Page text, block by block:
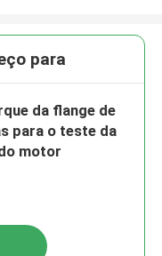
para
da flange de
para o teste da
motor